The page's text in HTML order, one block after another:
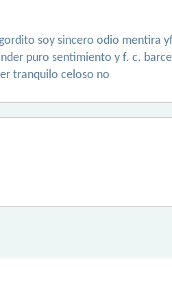
soy sincero odio mentira
puro sentimiento y f. c.
tranquilo celoso no